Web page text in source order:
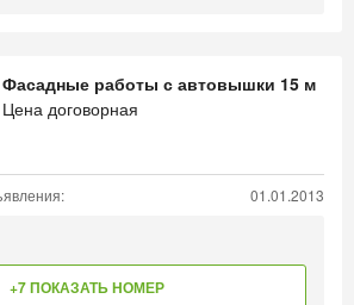
Фасадные работы с автовышки 15 м
Цена договорная
01.01.2013
+7 ПОКАЗАТЬ НОМЕР